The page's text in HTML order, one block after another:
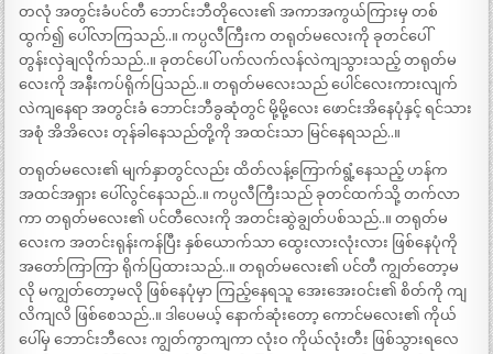
တလုံ အတွင်းခံပင်တီ ဘောင်းဘီတိုလေး၏ အကာအကွယ်ကြားမှ တစ်
ထွက်၍ ပေါ်လာကြသည်..။ ကပ္ပလီကြီးက တရုတ်မလေးကို ခုတင်ပေါ်
တွန်းလှဲချလိုက်သည်..။ ခုတင်ပေါ် ပက်လက်လန်လဲကျသွားသည့် တရုတ်မ
လေးကို အနီးကပ်ရိုက်ပြသည်..။ တရုတ်မလေးသည် ပေါင်လေးကားလျက်
လဲကျနေရာ အတွင်းခံ ဘောင်းဘီခွဆုံတွင် မို့မို့လေး ဖောင်းအိနေပုံနှင့် ရင်သား
အစုံ အိအိလေး တုန်ခါနေသည်တို့ကို အထင်းသာ မြင်နေရသည်..။
တရုတ်မလေး၏ မျက်နှာတွင်လည်း ထိတ်လန့်ကြောက်ရွံ့နေသည့် ဟန်က
အထင်အရှား ပေါ်လွင်နေသည်..။ ကပ္ပလီကြီးသည် ခုတင်ထက်သို့ တက်လာ
ကာ တရုတ်မလေး၏ ပင်တီလေးကို အတင်းဆွဲချွတ်ပစ်သည်..။ တရုတ်မ
လေးက အတင်းရုန်းကန်ပြီး နှစ်ယောက်သာ ထွေးလားလုံးလား ဖြစ်နေပုံကို
အတော်ကြာကြာ ရိုက်ပြထားသည်..။ တရုတ်မလေး၏ ပင်တီ ကျွတ်တော့မ
လို မကျွတ်တော့မလို ဖြစ်နေပုံမှာ ကြည့်နေရသူ အေးအေးဝင်း၏ စိတ်ကို ကျ
လိကျလိ ဖြစ်စေသည်..။ ဒါပေမယ့် နောက်ဆုံးတော့ ကောင်မလေး၏ ကိုယ်
ပေါ်မှ ဘောင်းဘီလေး ကျွတ်ကွာကျကာ လုံးဝ ကိုယ်လုံးတီး ဖြစ်သွားရလေ